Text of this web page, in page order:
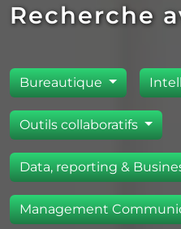
Recherche
Bureautique
Outils collaboratifs
Data, reporting &
Management